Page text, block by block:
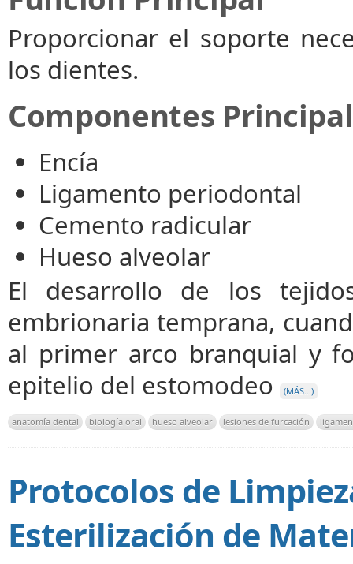
Proporcionar el soporte
los dientes.
Componentes
Encía
Ligamento periodontal
Cemento radicular
Hueso alveolar
El desarrollo de los
embrionaria temprana,
al primer arco branquial y
epitelio del estomodeo
(MÁS…)
anatomía dental biología oral hueso alveolar lesiones de furcación
Protocolos de
Esterilización de